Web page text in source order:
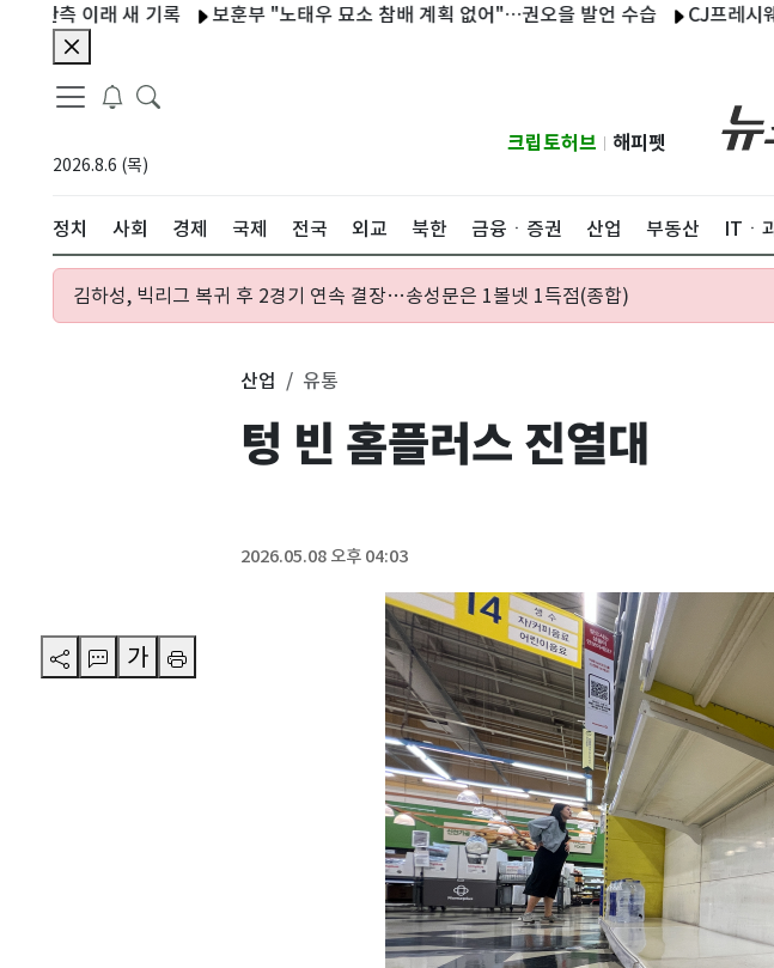
이래 새 기록 보훈부 "노태우 묘소 참배 계획 없어"…권오을 발언 수습 CJ프레시웨이, 2
2026.8.6 (목)
크립토허브 해피펫
정치 사회 경제 국제 전국 외교 북한 금융ㆍ증권 산업 부동산 ITㆍ
김하성, 빅리그 복귀 후 2경기 연속 결장…송성문은 1볼넷 1득점(종합)
가
산업 유통
텅 빈 홈플러스 진열대
2026.05.08 오후 04:03